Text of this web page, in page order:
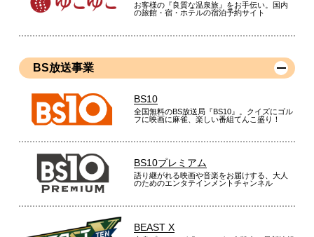
お客様の『良質な温泉旅』をお手伝い。国内
の旅館・宿・ホテルの宿泊予約サイト
BS放送事業
BS10
全国無料のBS放送局『BS10』。クイズにゴル
フに映画に麻雀、楽しい番組てんこ盛り！
BS10プレミアム
語り継がれる映画や音楽をお届けする、大人
のためのエンタテインメントチャンネル
BEAST X